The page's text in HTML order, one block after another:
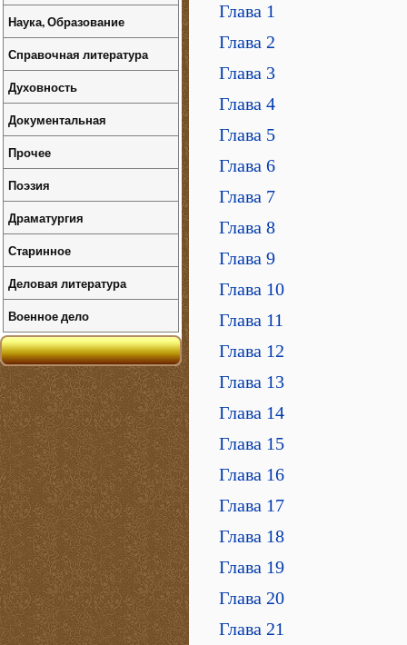
Глава 1
Глава 2
Глава 3
Глава 4
Глава 5
Глава 6
Глава 7
Глава 8
Глава 9
Глава 10
Глава 11
Глава 12
Глава 13
Глава 14
Глава 15
Глава 16
Глава 17
Глава 18
Глава 19
Глава 20
Глава 21
Наука, Образование
Справочная литература
Духовность
Документальная
Прочее
Поэзия
Драматургия
Старинное
Деловая литература
Военное дело